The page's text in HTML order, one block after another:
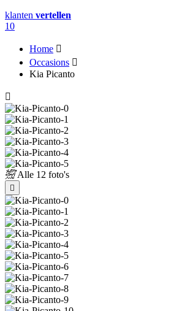
klanten vertellen
10
Home
Occasions
Kia Picanto
Alle 12 foto's